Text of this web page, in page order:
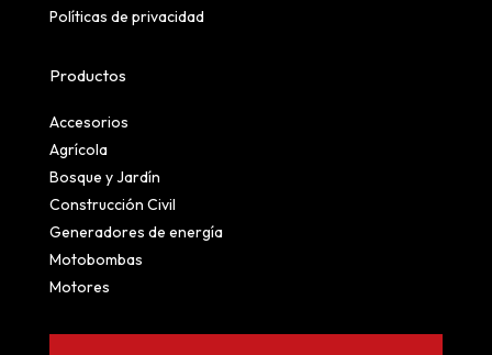
Políticas de privacidad
Productos
Accesorios
Agrícola
Bosque y Jardín
Construcción Civil
Generadores de energía
Motobombas
Motores